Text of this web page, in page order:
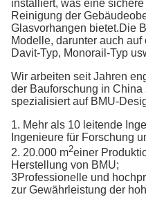
installiert, was eine
Reinigung der
Glasvorhangen bietet.Die
Modelle, darunter auch
Davit-Typ, Monorail-Typ
Wir arbeiten seit Jahren
der Bauforschung in China
spezialisiert auf BMU-
1. Mehr als 10 leitende
Ingenieure für Forschung
2. 20.000 m2einer
Herstellung von BMU;
3Professionelle und
zur Gewährleistung der